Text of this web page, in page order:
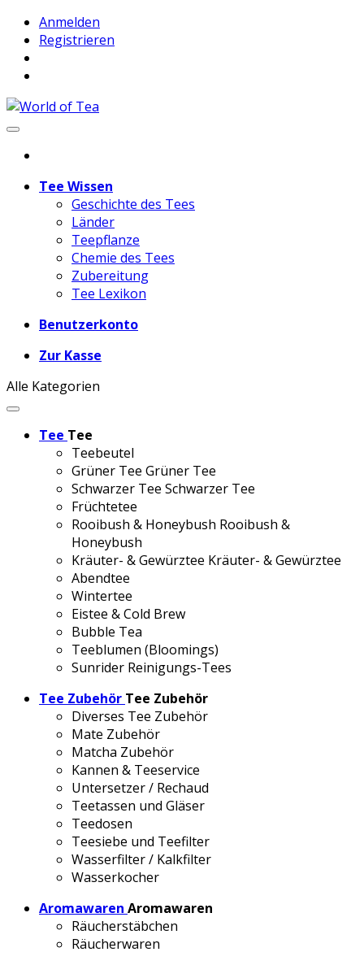
Anmelden
Registrieren
Tee Wissen
Geschichte des Tees
Länder
Teepflanze
Chemie des Tees
Zubereitung
Tee Lexikon
Benutzerkonto
Zur Kasse
Alle Kategorien
Tee Tee
Teebeutel
Grüner Tee Grüner Tee
Schwarzer Tee Schwarzer Tee
Früchtetee
Rooibush & Honeybush Rooibush &
Honeybush
Kräuter- & Gewürztee Kräuter- & Gewürztee
Abendtee
Wintertee
Eistee & Cold Brew
Bubble Tea
Teeblumen (Bloomings)
Sunrider Reinigungs-Tees
Tee Zubehör Tee Zubehör
Diverses Tee Zubehör
Mate Zubehör
Matcha Zubehör
Kannen & Teeservice
Untersetzer / Rechaud
Teetassen und Gläser
Teedosen
Teesiebe und Teefilter
Wasserfilter / Kalkfilter
Wasserkocher
Aromawaren Aromawaren
Räucherstäbchen
Räucherwaren